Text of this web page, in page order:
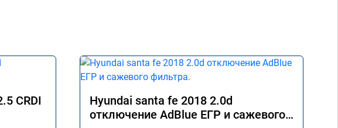
CRDI
Hyundai santa fe 2018 2.0d
отключение AdBlue ЕГР и сажевого